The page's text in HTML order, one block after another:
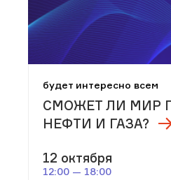
будет интересно всем
СМОЖЕТ ЛИ МИР
НЕФТИ И ГАЗА?
12 октября
12:00 — 18:00